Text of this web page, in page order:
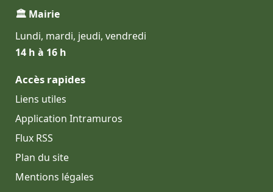
🏛 Mairie
Lundi, mardi, jeudi, vendredi
14 h à 16 h
Accès rapides
Liens utiles
Application Intramuros
Flux RSS
Plan du site
Mentions légales